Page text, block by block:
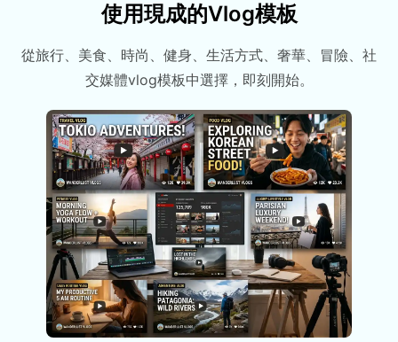
使用現成的Vlog模板
從旅行、美食、時尚、健身、生活方式、奢華、冒險、社
交媒體vlog模板中選擇，即刻開始。